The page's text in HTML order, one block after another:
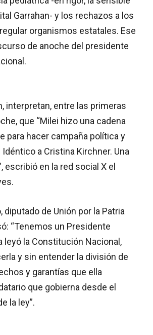
Garrahan- y los rechazos a los
organismos estatales. Ese
de anoche del presidente
interpretan, entre las primeras
que “Milei hizo una cadena
para hacer campaña política y
a Cristina Kirchner. Una
escribió en la red social X el
diputado de Unión por la Patria
“Tenemos un Presidente
leyó la Constitución Nacional,
y sin entender la división de
y garantías que ella
que gobierna desde el
la ley”.